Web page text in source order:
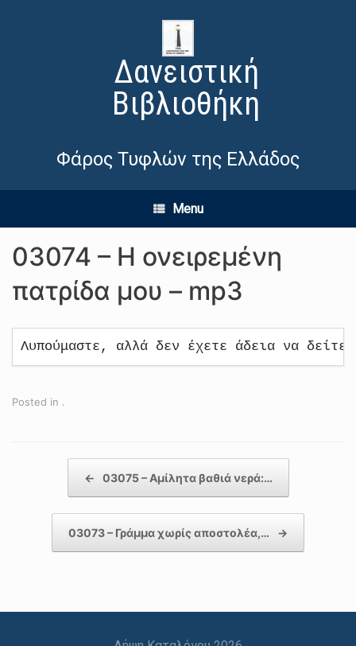
Δανειστική
Βιβλιοθήκη
Φάρος Τυφλών της Ελλάδος
Menu
03074 – Η ονειρεμένη
πατρίδα μου – mp3
Λυπούμαστε, αλλά δεν έχετε άδεια να δείτε
Posted in .
← 03075 – Αμίλητα βαθιά νερά:…
03073 – Γράμμα χωρίς αποστολέα,… →